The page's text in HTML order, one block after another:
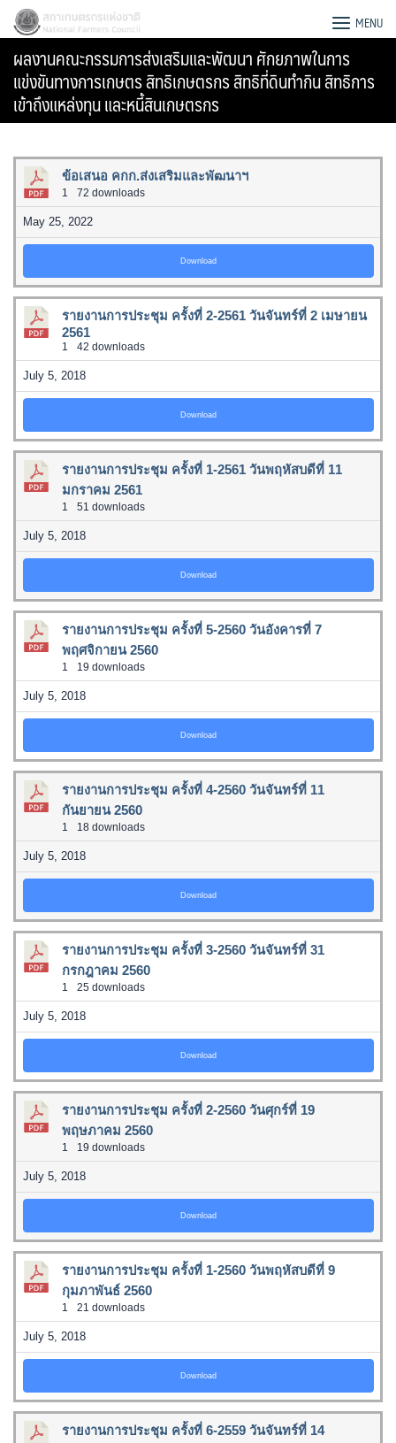
Skip
content
Search
for:
สภาเกษตรกรแห่งชาติ MENU
ผลงานคณะกรรมการส่งเสริมและพัฒนา ศักยภาพในการ
แข่งขันทางการเกษตร สิทธิเกษตรกร สิทธิที่ดินทำกิน สิทธิการ
เข้าถึงแหล่งทุน และหนี้สินเกษตรกร
ข้อเสนอ คกก.ส่งเสริมและพัฒนาฯ
1 72 downloads
May 25, 2022
Download
รายงานการประชุม ครั้งที่ 2-2561 วันจันทร์ที่ 2 เมษายน
2561
1 42 downloads
July 5, 2018
Download
รายงานการประชุม ครั้งที่ 1-2561 วันพฤหัสบดีที่ 11
มกราคม 2561
1 51 downloads
July 5, 2018
Download
รายงานการประชุม ครั้งที่ 5-2560 วันอังคารที่ 7
พฤศจิกายน 2560
1 19 downloads
July 5, 2018
Download
รายงานการประชุม ครั้งที่ 4-2560 วันจันทร์ที่ 11
กันยายน 2560
1 18 downloads
July 5, 2018
Download
รายงานการประชุม ครั้งที่ 3-2560 วันจันทร์ที่ 31
กรกฎาคม 2560
1 25 downloads
July 5, 2018
Download
รายงานการประชุม ครั้งที่ 2-2560 วันศุกร์ที่ 19
พฤษภาคม 2560
1 19 downloads
July 5, 2018
Download
รายงานการประชุม ครั้งที่ 1-2560 วันพฤหัสบดีที่ 9
กุมภาพันธ์ 2560
1 21 downloads
July 5, 2018
Download
รายงานการประชุม ครั้งที่ 6-2559 วันจันทร์ที่ 14